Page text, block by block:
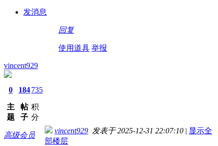
发消息
回复
使用道具 举报
vincent929
0
主
题
184
帖
子
735
积
分
高级会员
vincent929 发表于 2025-12-31 22:07:10 | 显示全
部楼层